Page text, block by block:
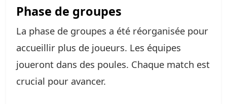
Phase de groupes
La phase de groupes a été réorganisée pour
accueillir plus de joueurs. Les équipes
joueront dans des poules. Chaque match est
crucial pour avancer.